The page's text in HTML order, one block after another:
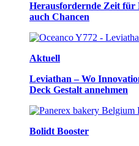
Herausfordernde Zeit für
auch Chancen
Aktuell
Leviathan – Wo
Deck Gestalt annehmen
Bolidt Booster